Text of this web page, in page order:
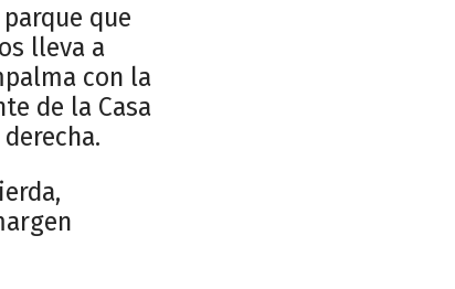
que
lleva a
con la
de la Casa